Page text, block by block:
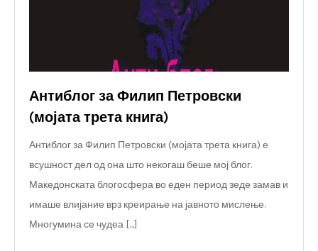
Антиблог за Филип Петровски
(мојата трета книга)
Антиблог за Филип Петровски (мојата трета книга) е
всушност дел од она што некогаш беше мој блог.
Македонската блогосфера во еден период зеде замав и
имаше влијание врз креирање на јавното мислење.
Многумина се чудеа […]